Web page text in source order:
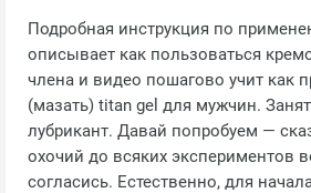
Подробная инструкция по
описывает как пользоваться
члена и видео пошагово учит как
(мазать) titan gel для мужчин.
лубрикант. Давай попробуем —
охочий до всяких экспериментов
согласись. Естественно, для